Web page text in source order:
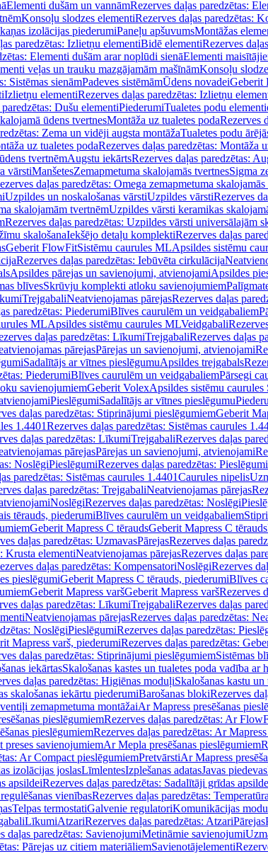
Elementi dušām un vannāmRezerves daļas paredzētas:
Konsoļu slodzes elementiRezerves daļas paredzētas:
izolācijas piederumiPaneļu apšuvumsMontāžas
paredzētas: Izlietņu elementiBidē elementiRezerves
Elementi dušām arar noplūdi sienāElementi
veļas un trauku mazgājamām mašīnāmKonsoļu
Sistēmas sienāmPadeves sistēmāmŪdens novadeiGeberit
Izlietņu elementiRezerves daļas paredzētas: Izlietņu
Dušu elementiPiederumiTualetes podu
ūdens tvertnesMontāža uz tualetes podaRezerves
Zema un vidēji augsta montāžaTualetes podu
uz tualetes podaRezerves daļas paredzētas: Montāža
tvertnēmAugstu iekārtsRezerves daļas paredzētas:
vārstiManšetesZemapmetuma skalojamās tvertnesSigma
daļas paredzētas: Omega zemapmetuma
Uzpildes un noskalošanas vārstiUzpildes vārstiRezerves
skalojamām tvertnēmUzpildes vārsti keramikas
Rezerves daļas paredzētas: Uzpildes vārsti universālajām
skalošanaIekšējo detaļu komplektiRezerves daļas
Geberit FlowFitSistēmu caurules MLApsildes sistēmu
Rezerves daļas paredzētas: Iebūvēta cirkulācija
Apsildes pārejas un savienojumi, atvienojamiApsildes
blīvesSkrūvju komplekti atloku savienojumiem
TrejgabaliNeatvienojamas pārejasRezerves daļas
paredzētas: PiederumiBlīves caurulēm un veidgabaliem
MLApsildes sistēmu caurules MLVeidgabali
daļas paredzētas: LīkumiTrejgabaliRezerves daļas
pārejasPārejas un savienojumi, atvienojami
Sadalītājs ar vītnes pieslēgumuApsildes trejgabals
PiederumiBlīves caurulēm un veidgabaliemPārsegi
savienojumiemGeberit VolexApsildes sistēmu caurules
PieslēgumiSadalītājs ar vītnes pieslēgumu
daļas paredzētas: Stiprinājumi pieslēgumiemGeberit
1.4401Rezerves daļas paredzētas: Sistēmas caurules
daļas paredzētas: LīkumiTrejgabaliRezerves daļas
pārejasPārejas un savienojumi, atvienojami
NoslēgiPieslēgumiRezerves daļas paredzētas: Pieslēgumi
paredzētas: Sistēmas caurules 1.4401Caurules nipelis
daļas paredzētas: TrejgabaliNeatvienojamas pārejas
NoslēgiRezerves daļas paredzētas: Noslēgi
tērauds, piederumiBlīves caurulēm un veidgabaliem
Geberit Mapress C tēraudsGeberit Mapress C tērauds
daļas paredzētas: UzmavasPārejasRezerves daļas
Krusta elementiNeatvienojamas pārejasRezerves daļas
daļas paredzētas: KompensatoriNoslēgiRezerves
pieslēgumiGeberit Mapress C tērauds, piederumiBlīves
Geberit Mapress varšGeberit Mapress varšRezerves
daļas paredzētas: LīkumiTrejgabaliRezerves daļas
Neatvienojamas pārejasRezerves daļas paredzētas:
NoslēgiPieslēgumiRezerves daļas paredzētas:
Mapress varš, piederumiRezerves daļas paredzētas:
daļas paredzētas: Stiprinājumi pieslēgumiemSistēmas
iekārtasSkalošanas kastes un tualetes poda vadība ar
daļas paredzētas: Higiēnas moduļiSkalošanas kastu
skalošanas iekārtu piederumiBarošanas blokiRezerves
zemapmetuma montāžaiAr Mapress presēšanas
pieslēgumiemRezerves daļas paredzētas: Ar
pieslēgumiemRezerves daļas paredzētas: Ar
savienojumiemAr Mepla presēšanas pieslēgumiem
Ar Compact pieslēgumiemPretvārstiAr Mapress
izolācijas joslasLīmlentesIzplešanas adatasJavas piedevas
apsildeiRezerves daļas paredzētas: Sadalītāji grīdas
vienībasRezerves daļas paredzētas:
Telpas termostatiGalvenie regulatoriKomunikācijas
LīkumiAtzariRezerves daļas paredzētas: AtzariPārejas
daļas paredzētas: SavienojumiMetināmie savienojumi
Pārejas uz citiem materiāliemSavienotājelementi